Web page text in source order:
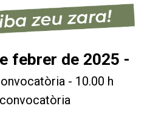
febrer de 2025 -
- 10.00 h